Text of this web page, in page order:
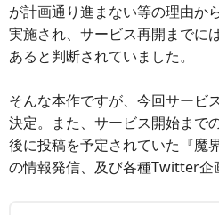
が計画通り進まない等の理由か
実施され、サービス再開までに
あると判断されていました。
そんな本作ですが、今回サービ
決定。また、サービス開始まで
後に投稿を予定されていた『魔
の情報発信、及び各種Twitter企